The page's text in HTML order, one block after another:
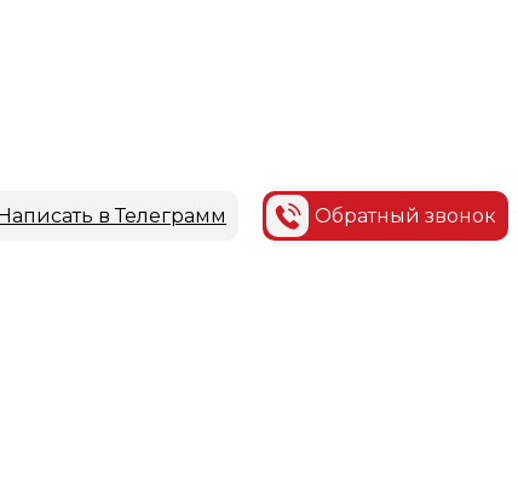
в Телеграмм Обратный звонок